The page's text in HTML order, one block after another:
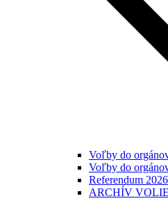
Voľby do
Voľby do
Referendum 2026
ARCHÍV